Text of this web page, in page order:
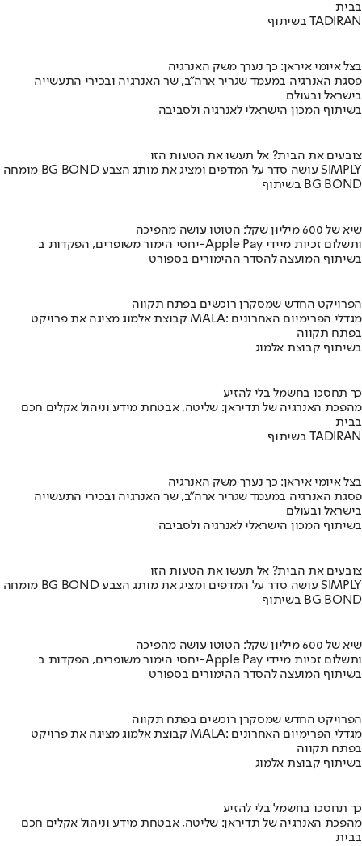
בבית
בשיתוף TADIRAN
בצל איומי איראן: כך נערך משק האנרגיה
פסגת האנרגיה במעמד שגריר ארה"ב, שר האנרגיה ובכירי התעשייה
בישראל ובעולם
בשיתוף המכון הישראלי לאנרגיה ולסביבה
צובעים את הבית? אל תעשו את הטעות הזו
מומחה BG BOND עושה סדר על המדפים ומציג את מותג הצבע SIMPLY
בשיתוף BG BOND
שיא של 600 מיליון שקל: הטוטו עושה מהפיכה
יחסי הימור משופרים, הפקדות ב-Apple Pay ותשלום זכיות מיידי
בשיתוף המועצה להסדר ההימורים בספורט
הפרויקט החדש שמסקרן רוכשים בפתח תקווה
קבוצת אלמוג מציגה את פרויקט MALA: מגדלי הפרימיום האחרונים
בפתח תקווה
בשיתוף קבוצת אלמוג
כך תחסכו בחשמל בלי להזיע
מהפכת האנרגיה של תדיראן: שליטה, אבטחת מידע וניהול אקלים חכם
בבית
בשיתוף TADIRAN
בצל איומי איראן: כך נערך משק האנרגיה
פסגת האנרגיה במעמד שגריר ארה"ב, שר האנרגיה ובכירי התעשייה
בישראל ובעולם
בשיתוף המכון הישראלי לאנרגיה ולסביבה
צובעים את הבית? אל תעשו את הטעות הזו
מומחה BG BOND עושה סדר על המדפים ומציג את מותג הצבע SIMPLY
בשיתוף BG BOND
שיא של 600 מיליון שקל: הטוטו עושה מהפיכה
יחסי הימור משופרים, הפקדות ב-Apple Pay ותשלום זכיות מיידי
בשיתוף המועצה להסדר ההימורים בספורט
הפרויקט החדש שמסקרן רוכשים בפתח תקווה
קבוצת אלמוג מציגה את פרויקט MALA: מגדלי הפרימיום האחרונים
בפתח תקווה
בשיתוף קבוצת אלמוג
כך תחסכו בחשמל בלי להזיע
מהפכת האנרגיה של תדיראן: שליטה, אבטחת מידע וניהול אקלים חכם
בבית